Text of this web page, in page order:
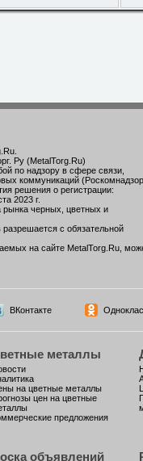
Ру (MetalTorg.Ru)
по надзору в сфере связи,
коммуникаций
решения о регистрации:
2023 г.
рынка черных, цветных и
с обязательной
на сайте MetalTorg.Ru,
ВКонтакте
металлы
на цветные металлы
цен на цветные
предложения
объявлений